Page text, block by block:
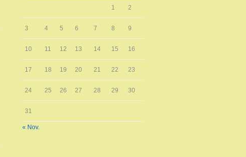
1 2
3 4 5 6 7 8 9
10 11 12 13 14 15 16
17 18 19 20 21 22 23
24 25 26 27 28 29 30
31
« Nov.